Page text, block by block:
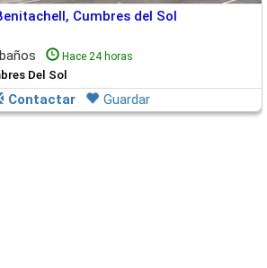
Cumbres del Sol
Hace 24 horas
Del Sol
Contactar Guardar